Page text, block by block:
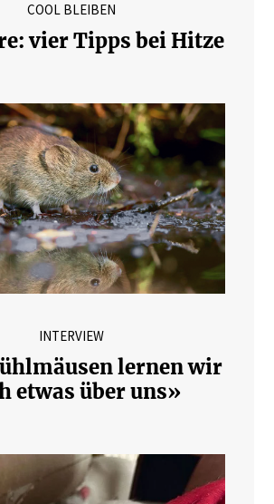
COOL BLEIBEN
vier Tipps bei Hitze
INTERVIEW
lernen wir
etwas über uns»